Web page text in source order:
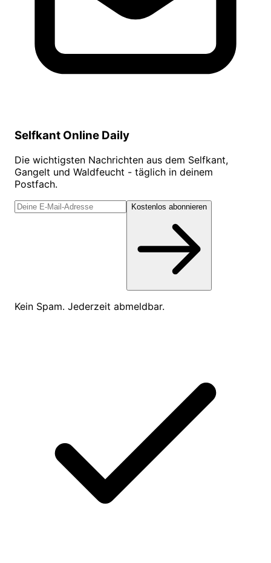
Selfkant Online Daily
Die wichtigsten Nachrichten aus dem Selfkant,
Gangelt und Waldfeucht - täglich in deinem
Postfach.
Kostenlos abonnieren
Kein Spam. Jederzeit abmeldbar.